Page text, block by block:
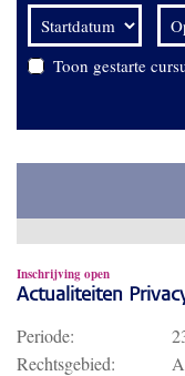
Toon gestarte
Inschrijving open
Actualiteiten
Periode:
Rechtsgebied: